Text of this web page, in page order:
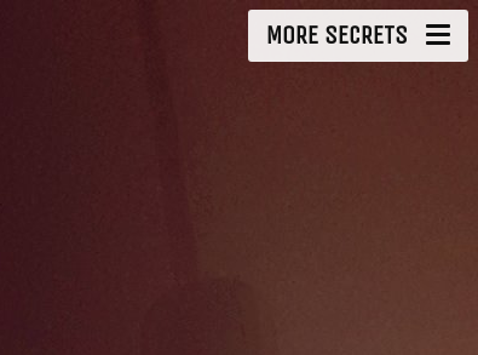
MORE SECRETS